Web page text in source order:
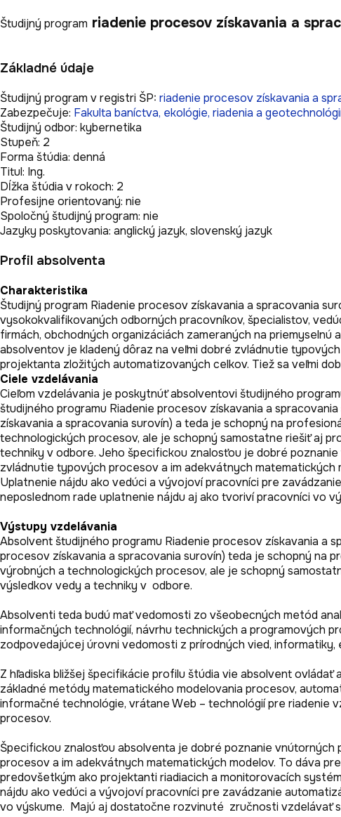
Študijný program riadenie procesov získavania a
Základné údaje
Študijný program v registri ŠP: riadenie procesov získavania a
Zabezpečuje: Fakulta baníctva, ekológie, riadenia a
Študijný odbor: kybernetika
Stupeň: 2
Forma štúdia: denná
Titul: Ing.
Dĺžka štúdia v rokoch: 2
Profesijne orientovaný: nie
Spoločný študijný program: nie
Jazyky poskytovania: anglický jazyk, slovenský jazyk
Profil absolventa
Charakteristika
Študijný program Riadenie procesov získavania a spracovania
vysokokvalifikovaných odborných pracovníkov, špecialistov,
firmách, obchodných organizáciách zameraných na
absolventov je kladený dôraz na veľmi dobré zvládnutie
projektanta zložitých automatizovaných celkov. Tiež sa veľmi
Ciele vzdelávania
Cieľom vzdelávania je poskytnúť absolventovi študijného
študijného programu Riadenie procesov získavania a
získavania a spracovania surovín) a teda je schopný na
technologických procesov, ale je schopný samostatne riešiť aj
techniky v odbore. Jeho špecifickou znalosťou je dobré
zvládnutie typových procesov a im adekvátnych
Uplatnenie nájdu ako vedúci a vývojoví pracovníci pre
Výstupy vzdelávania
Absolvent študijného programu Riadenie procesov získavania a
procesov získavania a spracovania surovín) teda je schopný na
výrobných a technologických procesov, ale je schopný
výsledkov vedy a techniky v  odbore.
Absolventi teda budú mať vedomosti zo všeobecných metód
informačných technológií, návrhu technických a programových
zodpovedajúcej úrovni vedomosti z prírodných vied, informatiky,
Z hľadiska bližšej špecifikácie profilu štúdia vie absolvent
základné metódy matematického modelovania procesov,
informačné technológie, vrátane Web – technológií pre
procesov.
Špecifickou znalosťou absolventa je dobré poznanie
procesov a im adekvátnych matematických modelov. To dáva
predovšetkým ako projektanti riadiacich a monitorovacích
nájdu ako vedúci a vývojoví pracovníci pre zavádzanie
vo výskume.  Majú aj dostatočne rozvinuté  zručnosti vzdelávať